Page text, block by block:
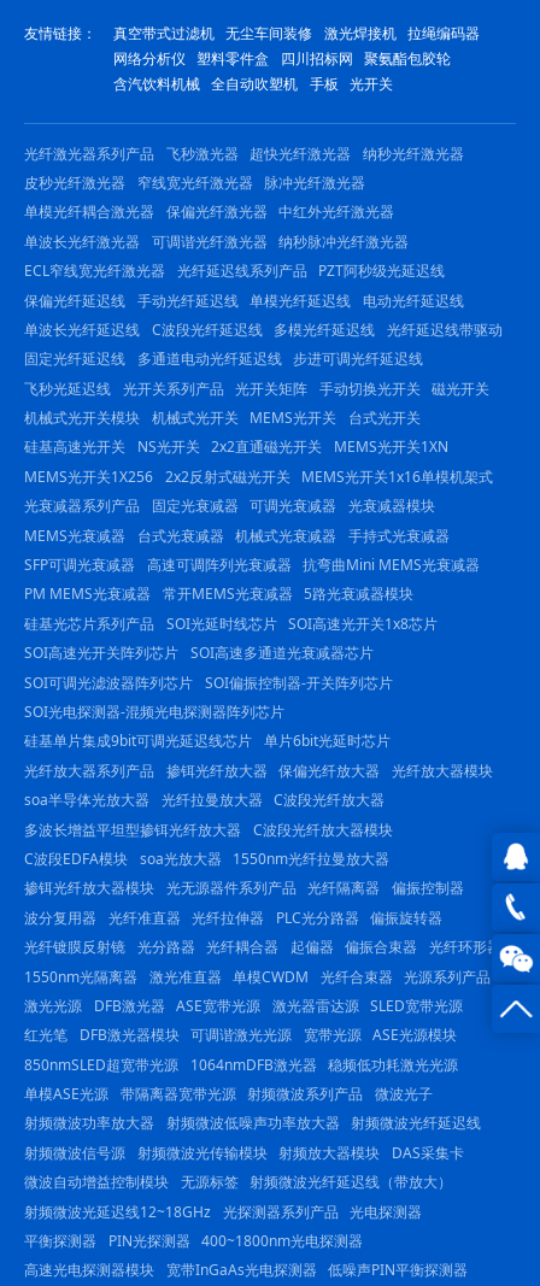
QQ在
线咨
0816
友情链接： 真空带式过滤机 无尘车间装修 激光焊接机 拉绳编码器
网络分析仪 塑料零件盒 四川招标网
聚氨酯包胶轮
含汽饮料机械 全自动吹塑机 手板 光开关
光纤激光器系列产品 飞秒激光器 超快光纤激光器
纳秒光纤激光器
皮秒光纤激光器
窄线宽光纤激光器
脉冲光纤激光器
单模光纤耦合激光器
保偏光纤激光器 中红外光纤激光器
单波长光纤激光器
可调谐光纤激光器 纳秒脉冲光纤激光器
ECL窄线宽光纤激光器
光纤延迟线系列产品
PZT阿秒级光延迟线
保偏光纤延迟线 手动光纤延迟线 单模光纤延迟线
电动光纤延迟线
单波长光纤延迟线 C波段光纤延迟线 多模光纤延迟线 光纤延迟线带驱动
固定光纤延迟线
多通道电动光纤延迟线 步进可调光纤延迟线
飞秒光延迟线 光开关系列产品 光开关矩阵 手动切换光开关 磁光开关
机械式光开关模块 机械式光开关 MEMS光开关
台式光开关
硅基高速光开关
NS光开关 2x2直通磁光开关
MEMS光开关1XN
MEMS光开关1X256 2x2反射式磁光开关
MEMS光开关1x16单模机架式
光衰减器系列产品
固定光衰减器 可调光衰减器
光衰减器模块
MEMS光衰减器
台式光衰减器 机械式光衰减器
手持式光衰减器
SFP可调光衰减器
高速可调阵列光衰减器 抗弯曲Mini MEMS光衰减器
PM MEMS光衰减器
常开MEMS光衰减器 5路光衰减器模块
硅基光芯片系列产品
SOI光延时线芯片 SOI高速光开关1x8芯片
SOI高速光开关阵列芯片 SOI高速多通道光衰减器芯片
SOI可调光滤波器阵列芯片 SOI偏振控制器-开关阵列芯片
SOI光电探测器-混频光电探测器阵列芯片
硅基单片集成9bit可调光延迟线芯片 单片6bit光延时芯片
光纤放大器系列产品
掺铒光纤放大器 保偏光纤放大器
光纤放大器模块
soa半导体光放大器
光纤拉曼放大器 C波段光纤放大器
多波长增益平坦型掺铒光纤放大器
C波段光纤放大器模块
C波段EDFA模块 soa光放大器
1550nm光纤拉曼放大器
掺铒光纤放大器模块 光无源器件系列产品 光纤隔离器
偏振控制器
波分复用器
光纤准直器 光纤拉伸器 PLC光分路器
偏振旋转器
光纤镀膜反射镜 光分路器 光纤耦合器 起偏器 偏振合束器
光纤环形器
1550nm光隔离器
激光准直器 单模CWDM 光纤合束器
光源系列产品
激光光源
DFB激光器 ASE宽带光源 激光器雷达源 SLED宽带光源
红光笔
DFB激光器模块 可调谐激光光源 宽带光源 ASE光源模块
850nmSLED超宽带光源
1064nmDFB激光器 稳频低功耗激光光源
单模ASE光源 带隔离器宽带光源 射频微波系列产品
微波光子
射频微波功率放大器
射频微波低噪声功率放大器 射频微波光纤延迟线
射频微波信号源 射频微波光传输模块 射频放大器模块
DAS采集卡
微波自动增益控制模块 无源标签 射频微波光纤延迟线（带放大）
射频微波光延迟线12~18GHz 光探测器系列产品 光电探测器
平衡探测器
PIN光探测器 400~1800nm光电探测器
高速光电探测器模块
宽带InGaAs光电探测器 低噪声PIN平衡探测器